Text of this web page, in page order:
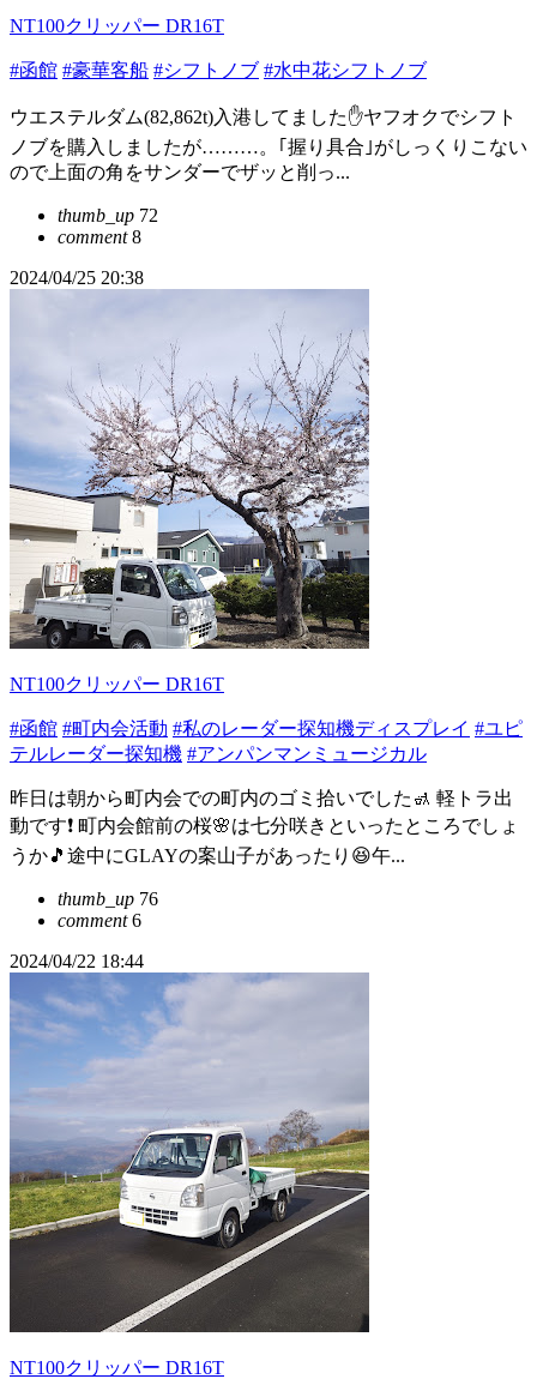
NT100クリッパー DR16T
#函館 #豪華客船 #シフトノブ #水中花シフトノブ
ウエステルダム(82,862t)入港してました✋ヤフオクでシフト
ノブを購入しましたが………。｢握り具合｣がしっくりこない
ので上面の角をサンダーでザッと削っ...
thumb_up 72
comment8
2024/04/25 20:38
NT100クリッパー DR16T
#函館 #町内会活動 #私のレーダー探知機ディスプレイ #ユピ
テルレーダー探知機 #アンパンマンミュージカル
昨日は朝から町内会での町内のゴミ拾いでした🚮 軽トラ出
動です❗️ 町内会館前の桜🌸は七分咲きといったところでしょ
うか🎵途中にGLAYの案山子があったり😆午...
thumb_up 76
comment6
2024/04/22 18:44
NT100クリッパー DR16T